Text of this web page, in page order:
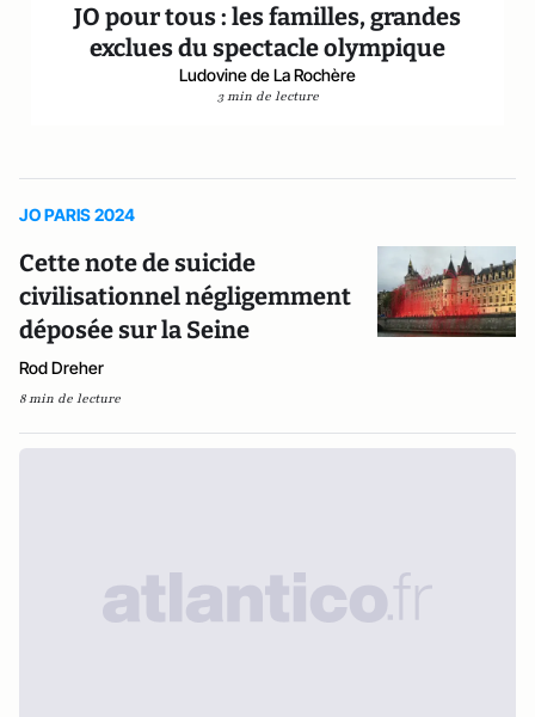
JO pour tous : les familles, grandes
exclues du spectacle olympique
Ludovine de La Rochère
3 min de lecture
JO PARIS 2024
Cette note de suicide
civilisationnel négligemment
déposée sur la Seine
Rod Dreher
8 min de lecture